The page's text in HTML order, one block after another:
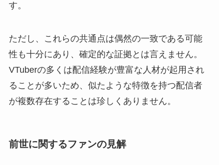
す。
ただし、これらの共通点は偶然の一致である可能
性も十分にあり、確定的な証拠とは言えません。
VTuberの多くは配信経験が豊富な人材が起用され
ることが多いため、似たような特徴を持つ配信者
が複数存在することは珍しくありません。
前世に関するファンの見解